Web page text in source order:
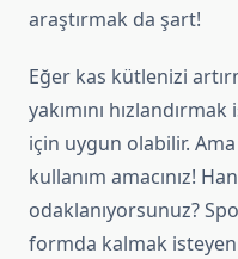
araştırmak da şart!
Eğer kas kütlenizi
yakımını
için uygun olabilir.
kullanım amacınız!
odaklanıyorsunuz?
formda kalmak